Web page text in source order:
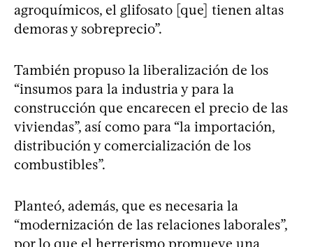
agroquímicos, el glifosato [que] tienen altas
demoras y sobreprecio”.
También propuso la liberalización de los
“insumos para la industria y para la
construcción que encarecen el precio de las
viviendas”, así como para “la importación,
distribución y comercialización de los
combustibles”.
Planteó, además, que es necesaria la
“modernización de las relaciones laborales”,
por lo que el herrerismo promueve una